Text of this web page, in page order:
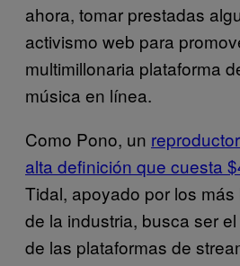
ahora, tomar prestadas
activismo web para
multimillonaria plataforma
música en línea.
Como Pono, un
alta definición que cuesta
Tidal, apoyado por los
de la industria, busca ser
de las plataformas de